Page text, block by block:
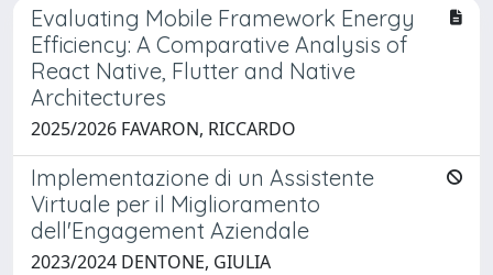
Evaluating Mobile Framework Energy
Efficiency: A Comparative Analysis of
React Native, Flutter and Native
Architectures
2025/2026 FAVARON, RICCARDO
Implementazione di un Assistente
Virtuale per il Miglioramento
dell'Engagement Aziendale
2023/2024 DENTONE, GIULIA